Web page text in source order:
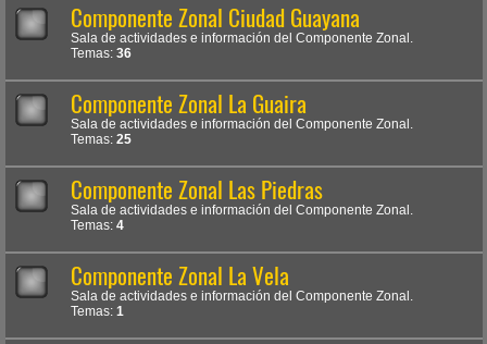
Componente Zonal Ciudad Guayana
Sala de actividades e información del Componente Zonal.
Temas: 36
Componente Zonal La Guaira
Sala de actividades e información del Componente Zonal.
Temas: 25
Componente Zonal Las Piedras
Sala de actividades e información del Componente Zonal.
Temas: 4
Componente Zonal La Vela
Sala de actividades e información del Componente Zonal.
Temas: 1